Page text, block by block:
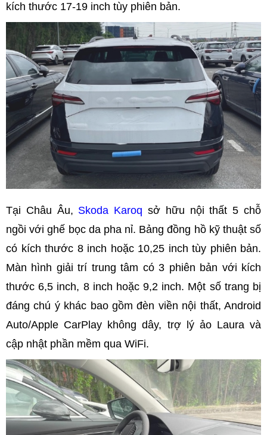
kích thước 17-19 inch tùy phiên bản.
Tại Châu Âu, Skoda Karoq sở hữu nội thất 5 chỗ
ngồi với ghế bọc da pha nỉ. Bảng đồng hồ kỹ thuật số
có kích thước 8 inch hoặc 10,25 inch tùy phiên bản.
Màn hình giải trí trung tâm có 3 phiên bản với kích
thước 6,5 inch, 8 inch hoặc 9,2 inch. Một số trang bị
đáng chú ý khác bao gồm đèn viền nội thất, Android
Auto/Apple CarPlay không dây, trợ lý ảo Laura và
cập nhật phần mềm qua WiFi.